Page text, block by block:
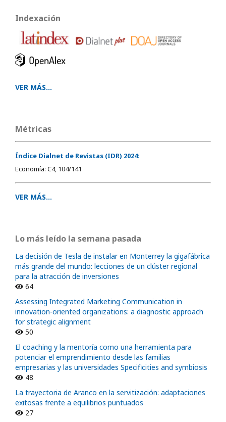
Indexación
VER MÁS...
Métricas
Índice Dialnet de Revistas (IDR) 2024:
Economía: C4, 104/141
VER MÁS...
Lo más leído la semana pasada
La decisión de Tesla de instalar en Monterrey la gigafábrica
más grande del mundo: lecciones de un clúster regional
para la atracción de inversiones
64
Assessing Integrated Marketing Communication in
innovation-oriented organizations: a diagnostic approach
for strategic alignment
50
El coaching y la mentoría como una herramienta para
potenciar el emprendimiento desde las familias
empresarias y las universidades Specificities and symbiosis
48
La trayectoria de Aranco en la servitización: adaptaciones
exitosas frente a equilibrios puntuados
27